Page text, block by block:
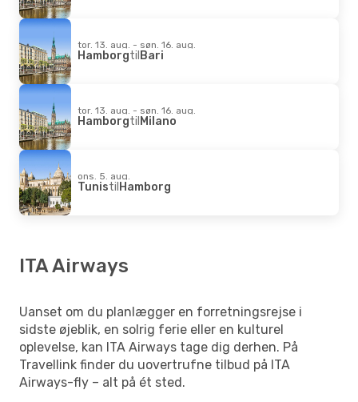
tor. 13. aug. - søn. 16. aug.
HamborgtilBari
tor. 13. aug. - søn. 16. aug.
HamborgtilMilano
ons. 5. aug.
TunistilHamborg
ITA Airways
Uanset om du planlægger en forretningsrejse i
sidste øjeblik, en solrig ferie eller en kulturel
oplevelse, kan ITA Airways tage dig derhen. På
Travellink finder du uovertrufne tilbud på ITA
Airways-fly – alt på ét sted.